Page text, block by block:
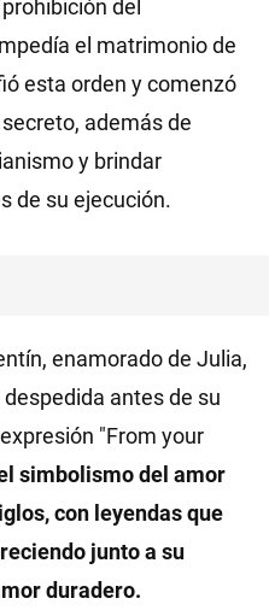
del
el matrimonio de
esta orden y comenzó
además de
y brindar
de su ejecución.
enamorado de Julia,
antes de su
"From your
simbolismo del amor
con leyendas que
junto a su
duradero.